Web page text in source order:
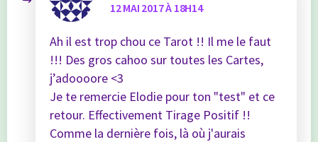
12 MAI 2017 À 18H14
Ah il est trop chou ce Tarot !! Il me le faut
!!! Des gros cahoo sur toutes les Cartes,
j’adoooore <3
Je te remercie Elodie pour ton "test" et ce
retour. Effectivement Tirage Positif !!
Comme la dernière fois, là où j'aurais